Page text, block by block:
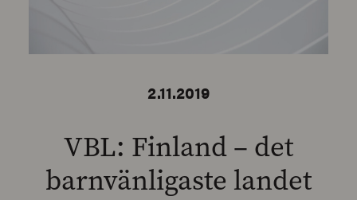
2.11.2019
VBL: Finland – det
barnvänligaste landet